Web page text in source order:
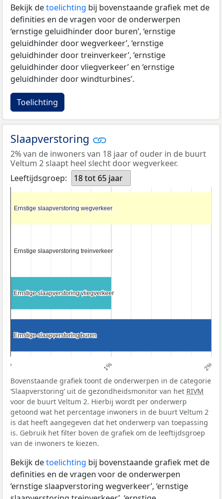
Bekijk detoelichting bij bovenstaande grafiek met de
definities en de vragen voor de onderwerpen
‘ernstige geluidhinder door buren’, ‘ernstige
geluidhinder door wegverkeer’, ‘ernstige
geluidhinder door treinverkeer’, ‘ernstige
geluidhinder door vliegverkeer’ en ‘ernstige
geluidhinder door windturbines’.
Toelichting
Slaapverstoring
2% van de inwoners van 18 jaar of ouder in de buurt
Veltum 2 slaapt heel slecht door wegverkeer.
Leeftijdsgroep:
18 tot 65 jaar
0% 1% 2%
Ernstige slaapverstoring wegverkeer
Ernstige slaapverstoring wegverkeer
Ernstige slaapverstoring treinverkeer
Ernstige slaapverstoring treinverkeer
Ernstige slaapverstoring vliegverkeer
Ernstige slaapverstoring vliegverkeer
Ernstige slaapverstoring buren
Ernstige slaapverstoring buren
Bovenstaande grafiek toont de onderwerpen in de categorie
‘Slaapverstoring’ uit de gezondheidsmonitor van het RIVM
voor de buurt Veltum 2. Hierbij wordt per onderwerp
getoond wat het percentage inwoners in de buurt Veltum 2
is dat heeft aangegeven dat het onderwerp van toepassing
is. Gebruik het filter boven de grafiek om de leeftijdsgroep
van de inwoners te kiezen.
Bekijk detoelichting bij bovenstaande grafiek met de
definities en de vragen voor de onderwerpen
‘ernstige slaapverstoring wegverkeer’, ‘ernstige